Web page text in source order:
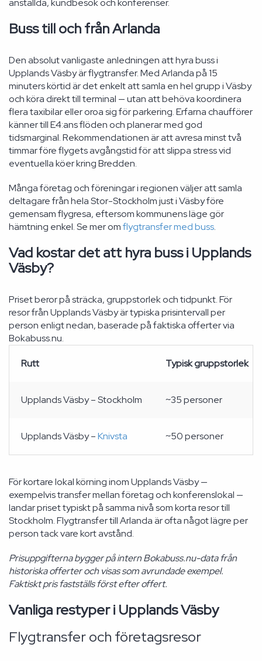
anställda, kundbesök och konferenser.
Buss till och från Arlanda
Den absolut vanligaste anledningen att hyra buss i
Upplands Väsby är flygtransfer. Med Arlanda på 15
minuters körtid är det enkelt att samla en hel grupp i Väsby
och köra direkt till terminal — utan att behöva koordinera
flera taxibilar eller oroa sig för parkering. Erfarna chaufförer
känner till E4:ans flöden och planerar med god
tidsmarginal. Rekommendationen är att avresa minst två
timmar före flygets avgångstid för att slippa stress vid
eventuella köer kring Bredden.
Många företag och föreningar i regionen väljer att samla
deltagare från hela Stor-Stockholm just i Väsby före
gemensam flygresa, eftersom kommunens läge gör
hämtning enkel. Se mer omflygtransfer med buss.
Vad kostar det att hyra buss i Upplands
Väsby?
Priset beror på sträcka, gruppstorlek och tidpunkt. För
resor från Upplands Väsby är typiska prisintervall per
person enligt nedan, baserade på faktiska offerter via
Bokabuss.nu.
Rutt Typisk gruppstorlek
Upplands Väsby – Stockholm ~35 personer
Upplands Väsby –Knivsta ~50 personer
För kortare lokal körning inom Upplands Väsby —
exempelvis transfer mellan företag och konferenslokal —
landar priset typiskt på samma nivå som korta resor till
Stockholm. Flygtransfer till Arlanda är ofta något lägre per
person tack vare kort avstånd.
Prisuppgifterna bygger på intern Bokabuss.nu-data från
historiska offerter och visas som avrundade exempel.
Faktiskt pris fastställs först efter offert.
Vanliga restyper i Upplands Väsby
Flygtransfer och företagsresor